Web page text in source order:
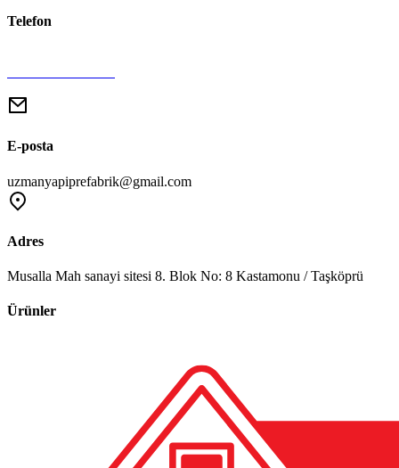
Telefon
E-posta
uzmanyapiprefabrik@gmail.com
Adres
Musalla Mah sanayi sitesi 8. Blok No: 8 Kastamonu / Taşköprü
Ürünler